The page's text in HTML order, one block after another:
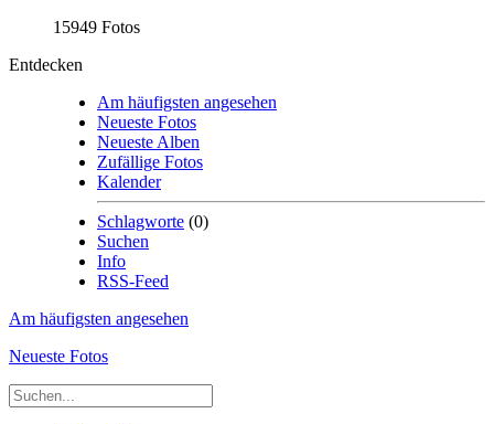
15949 Fotos
Entdecken
Am häufigsten angesehen
Neueste Fotos
Neueste Alben
Zufällige Fotos
Kalender
Schlagworte (0)
Suchen
Info
RSS-Feed
Am häufigsten angesehen
Neueste Fotos